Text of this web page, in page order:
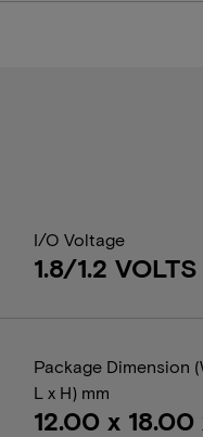
I/O Voltage
1.8/1.2 VOLTS
Package Dimension
L x H) mm
12.00 x 18.00